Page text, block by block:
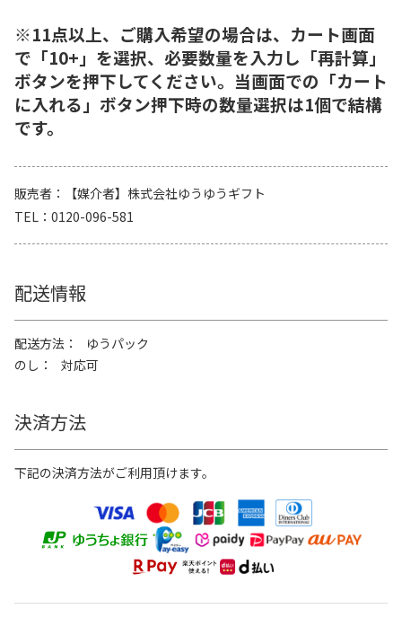
※11点以上、ご購入希望の場合は、カート画面
で「10+」を選択、必要数量を入力し「再計算」
ボタンを押下してください。当画面での「カート
に入れる」ボタン押下時の数量選択は1個で結構
です。
販売者
【媒介者】株式会社ゆうゆうギフト
TEL
0120-096-581
配送情報
配送方法
ゆうパック
のし
対応可
決済方法
下記の決済方法がご利用頂けます。